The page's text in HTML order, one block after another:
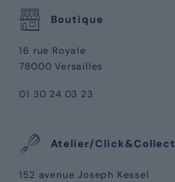
Boutique
16 rue Royale
78000 Versailles
01 30 24 03 23
Atelier/Click&Collect
152 avenue Joseph Kessel